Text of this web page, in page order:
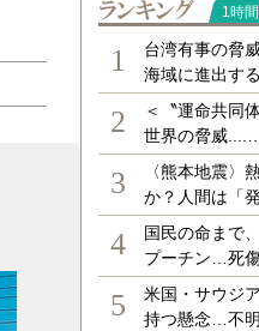
タイガー魔法瓶の内釜「本土
1時間
1
台湾有事の脅
海域に進出す
2
＜〝運命共同
世界の脅威....…
3
〈熊本地震〉
か？人間は「
4
国民の命まで
プーチン…死
5
米国・サウジ
持つ懸念…不